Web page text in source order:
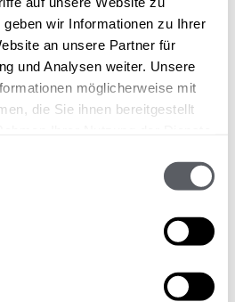
wir Informationen zu Ihrer
an unsere Partner für
und Analysen weiter. Unsere
möglicherweise mit
die Sie ihnen bereitgestellt